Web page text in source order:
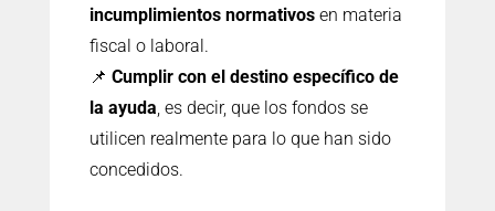
incumplimientos normativosen materia
fiscal o laboral.
📌 Cumplir con el destino específico de
la ayuda, es decir, que los fondos se
utilicen realmente para lo que han sido
concedidos.